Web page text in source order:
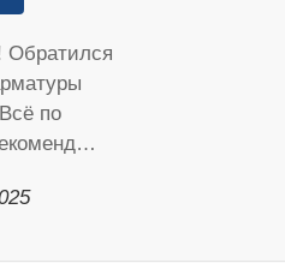
Обратился
по